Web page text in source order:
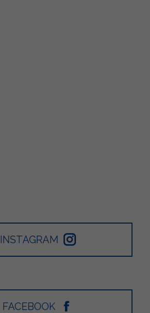
INSTAGRAM
FACEBOOK